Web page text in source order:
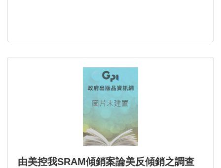
由美控我SRAM傾銷案論美反傾銷之調查